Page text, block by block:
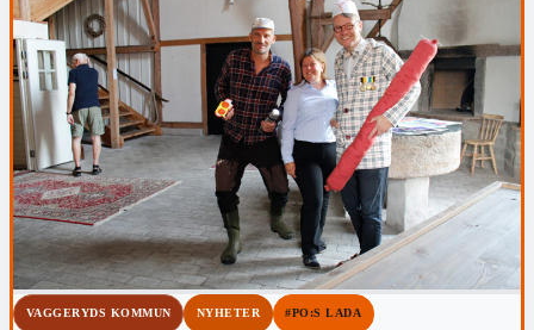
VAGGERYDS KOMMUN NYHETER #PO:S LADA